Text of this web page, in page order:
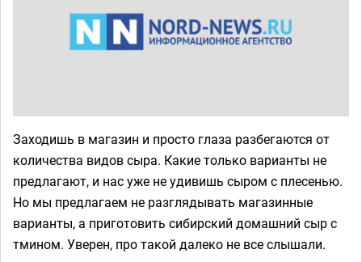
Заходишь в магазин и просто глаза разбегаются от
количества видов сыра. Какие только варианты не
предлагают, и нас уже не удивишь сыром с плесенью.
Но мы предлагаем не разглядывать магазинные
варианты, а приготовить сибирский домашний сыр с
тмином. Уверен, про такой далеко не все слышали.